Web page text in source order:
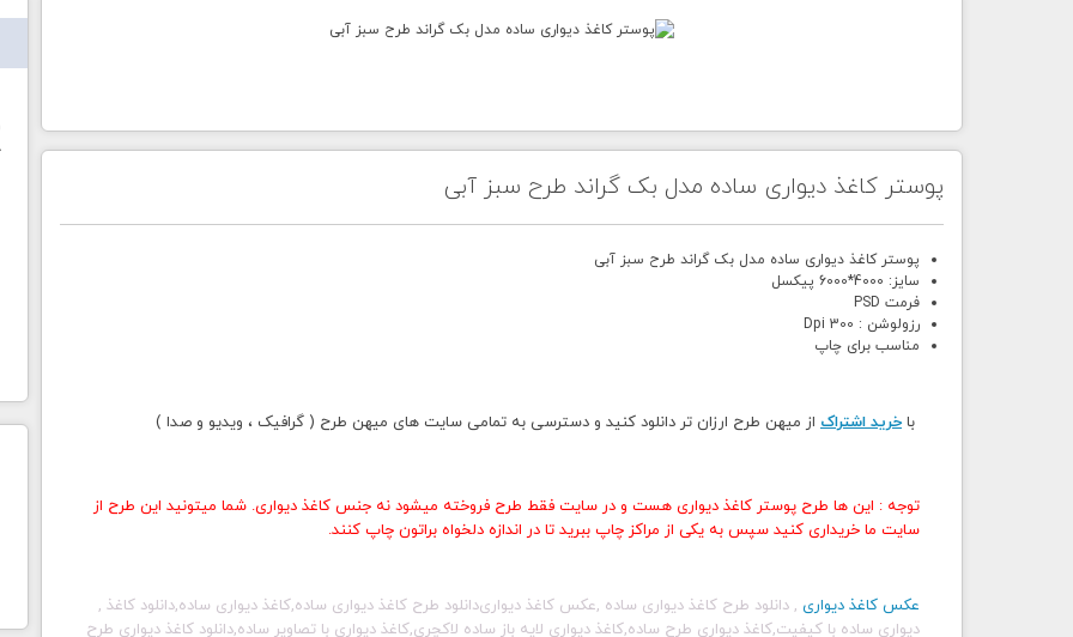
پوستر کاغذ دیواری ساده مدل بک گراند طرح سبز آبی
پوستر کاغذ دیواری ساده مدل بک گراند طرح سبز آبی
سایز: 4000*6000 پیکسل
فرمت PSD
رزولوشن : 300 Dpi
مناسب برای چاپ
با خرید اشتراک از میهن طرح ارزان تر دانلود کنید و دسترسی به تمامی سایت های میهن طرح ( گرافیک ، ویدیو و صدا )
توجه : این ها طرح پوستر کاغذ دیواری هست و در سایت فقط طرح فروخته میشود نه جنس کاغذ دیواری. شما میتونید این طرح از
سایت ما خریداری کنید سپس به یکی از مراکز چاپ ببرید تا در اندازه دلخواه براتون چاپ کنند.
عکس کاغذ دیواری , دانلود طرح کاغذ دیواری ساده ,عکس کاغذ دیواری , دانلود طرح کاغذ دیواری ساده,کاغذ دیواری ساده,دانلود کاغذ
دیواری ساده با کیفیت,کاغذ دیواری طرح ساده,کاغذ دیواری لایه باز ساده لاکچری,کاغذ دیواری با تصاویر ساده,دانلود کاغذ دیواری طرح